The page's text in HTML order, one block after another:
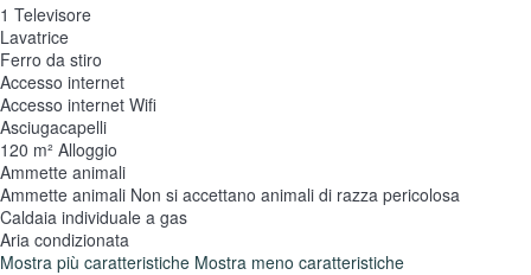
1 Televisore
Lavatrice
Ferro da stiro
Accesso internet
Accesso internet Wifi
Asciugacapelli
120 m² Alloggio
Ammette animali
Ammette animali Non si accettano animali di razza pericolosa
Caldaia individuale a gas
Aria condizionata
Mostra più caratteristiche Mostra meno caratteristiche